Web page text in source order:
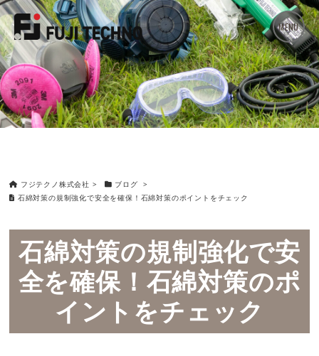
MENU
フジテクノ株式会社 > ブログ
>
石綿対策の規制強化で安全を確保！石綿対策のポイントをチェック
石綿対策の規制強化で安
全を確保！石綿対策のポ
イントをチェック